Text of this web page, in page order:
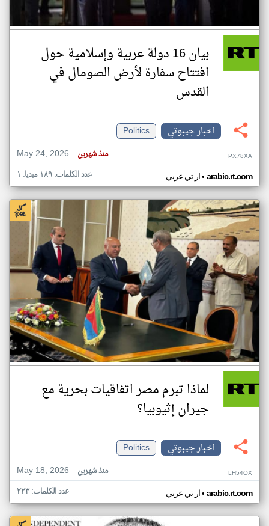
بيان 16 دولة عربية وإسلامية حول
افتتاح سفارة لأرض الصومال في
القدس
اخبار جيبوتي
Politics
May 24, 2026
منذ شهرين PX78XA
ار تي عربي• arabic.rt.com عدد الكلمات: ١٨٩ ميديا: ١
لماذا تبرم مصر اتفاقيات بحرية مع
جيران إثيوبيا؟
اخبار جيبوتي
Politics
May 18, 2026
منذ شهرين LH54OX
ار تي عربي• arabic.rt.com عدد الكلمات: ٢٢٣